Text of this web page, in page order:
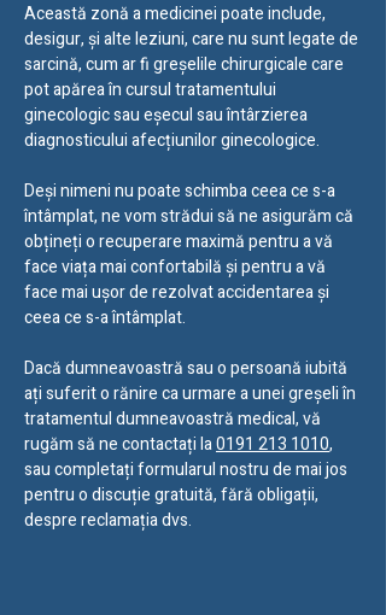
Această zonă a medicinei poate include,
desigur, și alte leziuni, care nu sunt legate de
sarcină, cum ar fi greșelile chirurgicale care
pot apărea în cursul tratamentului
ginecologic sau eșecul sau întârzierea
diagnosticului afecțiunilor ginecologice.
Deși nimeni nu poate schimba ceea ce s-a
întâmplat, ne vom strădui să ne asigurăm că
obțineți o recuperare maximă pentru a vă
face viața mai confortabilă și pentru a vă
face mai ușor de rezolvat accidentarea și
ceea ce s-a întâmplat.
Dacă dumneavoastră sau o persoană iubită
ați suferit o rănire ca urmare a unei greșeli în
tratamentul dumneavoastră medical, vă
rugăm să ne contactați la0191 213 1010,
sau completați formularul nostru de mai jos
pentru o discuție gratuită, fără obligații,
despre reclamația dvs.